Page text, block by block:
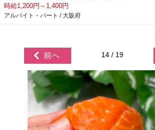
時給1,200円～1,400円
アルバイト・パート / 大阪府
前へ 14 / 19